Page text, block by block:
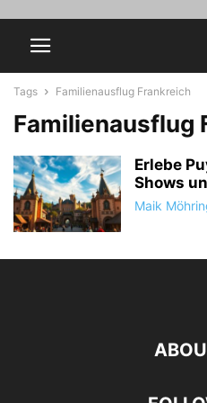
Tags Familienausflug Frankreich
Familienausflug
Erlebe
Shows
Maik